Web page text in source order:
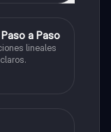
a Paso
lineales